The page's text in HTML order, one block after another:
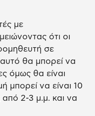
με
ότι οι
σε
θα μπορεί να
όμως θα είναι
μπορεί να είναι 10
2-3 μ.μ. και να